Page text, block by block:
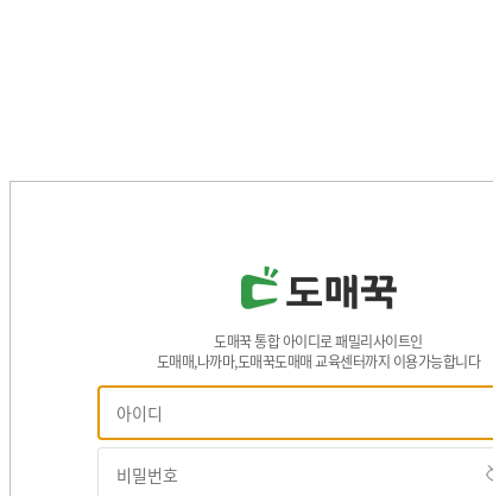
도매꾹 통합 아이디로 패밀리사이트인
도매매,나까마,도매꾹도매매 교육센터까지 이용가능합니다